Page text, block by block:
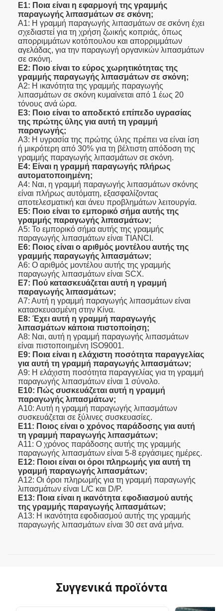
Ε1: Ποια είναι η εφαρμογή της γραμμής
παραγωγής λιπασμάτων σε σκόνη;
Α1: Η γραμμή παραγωγής λιπασμάτων σε σκόνη έχει
σχεδιαστεί για τη χρήση ζωικής κοπριάς, όπως
απορριμμάτων κοτόπουλου και απορριμμάτων
αγελάδας, για την παραγωγή οργανικών λιπασμάτων
σε σκόνη.
Ε2: Ποιο είναι το εύρος χωρητικότητας της
γραμμής παραγωγής λιπασμάτων σε σκόνη;
Α2: Η ικανότητα της γραμμής παραγωγής
λιπασμάτων σε σκόνη κυμαίνεται από 1 έως 20
τόνους ανά ώρα.
Ε3: Ποιο είναι το αποδεκτό επίπεδο υγρασίας
της πρώτης ύλης για αυτή τη γραμμή
παραγωγής;
Α3: Η υγρασία της πρώτης ύλης πρέπει να είναι ίση
ή μικρότερη από 30% για τη βέλτιστη απόδοση της
γραμμής παραγωγής λιπασμάτων σε σκόνη.
Ε4: Είναι η γραμμή παραγωγής πλήρως
αυτοματοποιημένη;
Α4: Ναι, η γραμμή παραγωγής λιπασμάτων σκόνης
είναι πλήρως αυτόματη, εξασφαλίζοντας
αποτελεσματική και άνευ προβλημάτων λειτουργία.
Ε5: Ποιο είναι το εμπορικό σήμα αυτής της
γραμμής παραγωγής λιπασμάτων;
Α5: Το εμπορικό σήμα αυτής της γραμμής
παραγωγής λιπασμάτων είναι TIANCI.
Ε6: Ποιος είναι ο αριθμός μοντέλου αυτής της
γραμμής παραγωγής λιπασμάτων;
Α6: Ο αριθμός μοντέλου αυτής της γραμμής
παραγωγής λιπασμάτων είναι SCX.
Ε7: Πού κατασκευάζεται αυτή η γραμμή
παραγωγής λιπασμάτων;
Α7: Αυτή η γραμμή παραγωγής λιπασμάτων είναι
κατασκευασμένη στην Κίνα.
Ε8: Έχει αυτή η γραμμή παραγωγής
λιπασμάτων κάποια πιστοποίηση;
Α8: Ναι, αυτή η γραμμή παραγωγής λιπασμάτων
είναι πιστοποιημένη ISO9001.
Ε9: Ποια είναι η ελάχιστη ποσότητα παραγγελίας
για αυτή τη γραμμή παραγωγής λιπασμάτων;
Α9: Η ελάχιστη ποσότητα παραγγελίας για τη γραμμή
παραγωγής λιπασμάτων είναι 1 σύνολο.
Ε10: Πώς συσκευάζεται αυτή η γραμμή
παραγωγής λιπασμάτων;
Α10: Αυτή η γραμμή παραγωγής λιπασμάτων
συσκευάζεται σε ξύλινες συσκευασίες.
Ε11: Ποιος είναι ο χρόνος παράδοσης για αυτή
τη γραμμή παραγωγής λιπασμάτων;
Α11: Ο χρόνος παράδοσης αυτής της γραμμής
παραγωγής λιπασμάτων είναι 5-8 εργάσιμες ημέρες.
Ε12: Ποιοι είναι οι όροι πληρωμής για αυτή τη
γραμμή παραγωγής λιπασμάτων;
Α12: Οι όροι πληρωμής για τη γραμμή παραγωγής
λιπασμάτων είναι L/C και D/P.
Ε13: Ποια είναι η ικανότητα εφοδιασμού αυτής
της γραμμής παραγωγής λιπασμάτων;
Α13: Η ικανότητα εφοδιασμού αυτής της γραμμής
παραγωγής λιπασμάτων είναι 30 σετ ανά μήνα.
Συγγενικά προϊόντα